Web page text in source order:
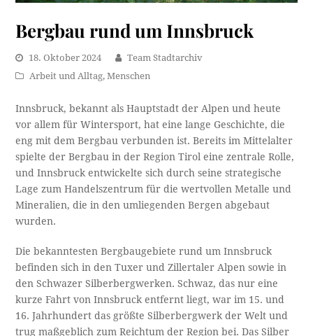
Bergbau rund um Innsbruck
18. Oktober 2024
Team Stadtarchiv
Arbeit und Alltag,Menschen
Innsbruck, bekannt als Hauptstadt der Alpen und heute
vor allem für Wintersport, hat eine lange Geschichte, die
eng mit dem Bergbau verbunden ist. Bereits im Mittelalter
spielte der Bergbau in der Region Tirol eine zentrale Rolle,
und Innsbruck entwickelte sich durch seine strategische
Lage zum Handelszentrum für die wertvollen Metalle und
Mineralien, die in den umliegenden Bergen abgebaut
wurden.
Die bekanntesten Bergbaugebiete rund um Innsbruck
befinden sich in den Tuxer und Zillertaler Alpen sowie in
den Schwazer Silberbergwerken. Schwaz, das nur eine
kurze Fahrt von Innsbruck entfernt liegt, war im 15. und
16. Jahrhundert das größte Silberbergwerk der Welt und
trug maßgeblich zum Reichtum der Region bei. Das Silber